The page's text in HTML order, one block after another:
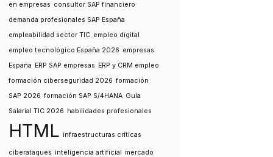
en empresas consultor SAP financiero
demanda profesionales SAP España
empleabilidad sector TIC empleo digital
empleo tecnológico España 2026 empresas
España ERP SAP empresas ERP y CRM empleo
formación ciberseguridad 2026 formación
SAP 2026 formación SAP S/4HANA Guía
Salarial TIC 2026 habilidades profesionales
HTML infraestructuras críticas
ciberataques inteligencia artificial mercado